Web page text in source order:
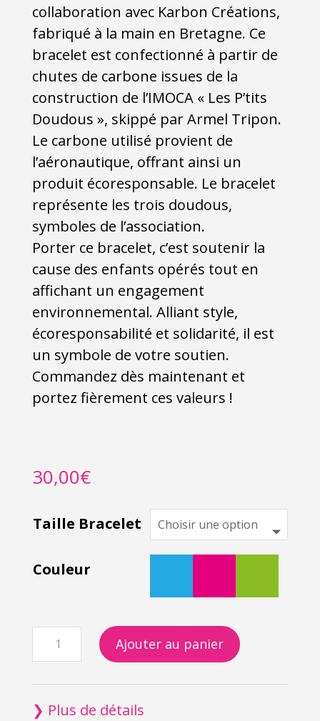
collaboration avec Karbon Créations,
fabriqué à la main en Bretagne. Ce
bracelet est confectionné à partir de
chutes de carbone issues de la
construction de l’IMOCA « Les P’tits
Doudous », skippé par Armel Tripon.
Le carbone utilisé provient de
l’aéronautique, offrant ainsi un
produit écoresponsable. Le bracelet
représente les trois doudous,
symboles de l’association.
Porter ce bracelet, c’est soutenir la
cause des enfants opérés tout en
affichant un engagement
environnemental. Alliant style,
écoresponsabilité et solidarité, il est
un symbole de votre soutien.
Commandez dès maintenant et
portez fièrement ces valeurs !
30,00€
Taille Bracelet
Couleur
quantité
de
Bracelet
en
Ajouter au panier
❯ Plus de détails